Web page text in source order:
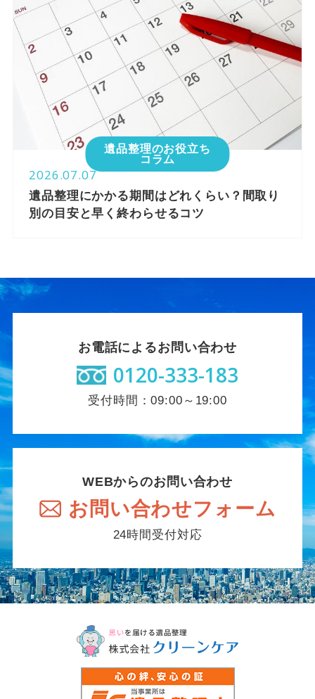
遺品整理のお役立ち
コラム
2026.07.07
遺品整理にかかる期間はどれくらい？間取り
別の目安と早く終わらせるコツ
お電話によるお問い合わせ
0120-333-183
受付時間：09:00～19:00
WEBからのお問い合わせ
お問い合わせフォーム
24時間受付対応